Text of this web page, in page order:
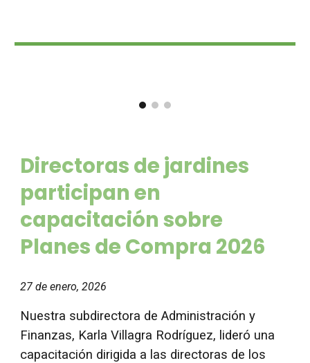
Directoras de jardines
participan en
capacitación sobre
Planes de Compra 2026
27 de enero, 2026
Nuestra subdirectora de Administración y
Finanzas, Karla Villagra Rodríguez, lideró una
capacitación dirigida a las directoras de los